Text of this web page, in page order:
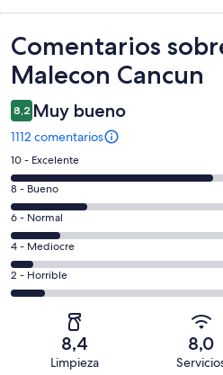
Comentarios
Comentarios
Malecon Cancun
8,2 Muy bueno
1112 comentarios
585
comentarios
de
un
total
de
1112
con
puntuación
10 - Excelente
221
comentarios
de
un
total
de
1112
puntuación
8 - Bueno
142
comentarios
de
un
total
6 - Normal
64
comentarios
de
4 - Mediocre
100
comentarios
2 - Horrible
8,4
Limpieza
8,0